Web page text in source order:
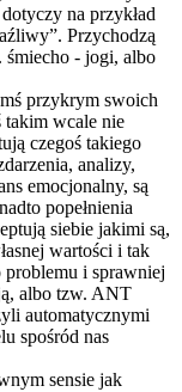
na przykład
Przychodzą
- jogi, albo
przykrym swoich
takim wcale nie
czegoś takiego
analizy,
emocjonalny, są
popełnienia
siebie jakimi są,
wartości i tak
problemu i sprawniej
albo tzw. ANT
automatycznymi
spośród nas
sensie jak